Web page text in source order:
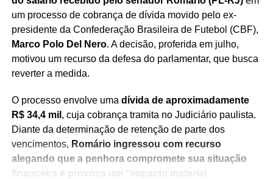
um processo de cobrança de dívida movido pelo ex-
presidente da Confederação Brasileira de Futebol (CBF),
Marco Polo Del Nero. A decisão, proferida em julho,
motivou um recurso da defesa do parlamentar, que busca
reverter a medida.
O processo envolve uma dívida de aproximadamente
R$ 34,4 mil , cuja cobrança tramita no Judiciário paulista.
Diante da determinação de retenção de parte dos
vencimentos, Romário ingressou com recurso
alegando que a penhora compromete sua situação
financeira e provoca um “impacto material